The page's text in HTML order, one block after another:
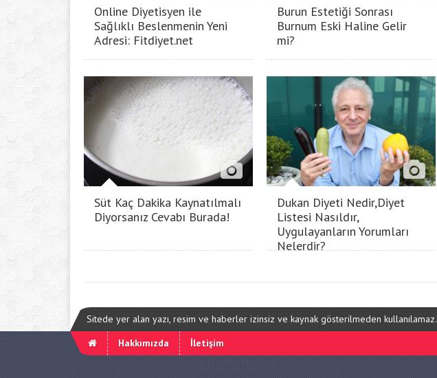
Online Diyetisyen ile
Sağlıklı Beslenmenin Yeni
Adresi: Fitdiyet.net
Burun Estetiği Sonrası
Burnum Eski Haline Gelir
mi?
Süt Kaç Dakika Kaynatılmalı
Diyorsanız Cevabı Burada!
Dukan Diyeti Nedir,Diyet
Listesi Nasıldır,
Uygulayanların Yorumları
Nelerdir?
Sitede yer alan yazı, resim ve haberler izinsiz ve kaynak gösterilmeden kullanılamaz.
Hakkımızda
İletişim